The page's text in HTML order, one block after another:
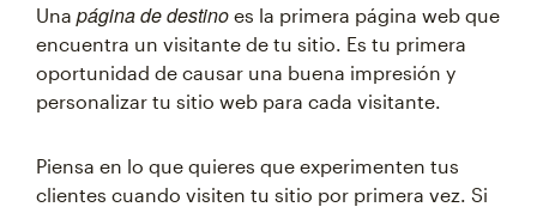
Una página de destino es la primera página web que
encuentra un visitante de tu sitio. Es tu primera
oportunidad de causar una buena impresión y
personalizar tu sitio web para cada visitante.
Piensa en lo que quieres que experimenten tus
clientes cuando visiten tu sitio por primera vez. Si